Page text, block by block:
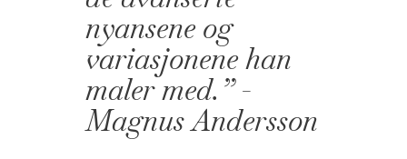
nyansene og
variasjonene han
maler med.” -
Magnus Andersson